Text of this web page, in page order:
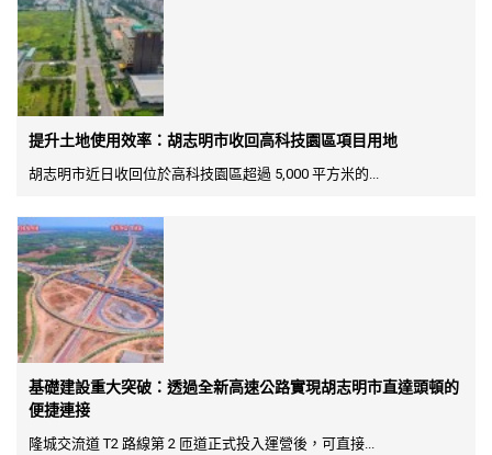
提升土地使用效率：胡志明市收回高科技園區項目用地
胡志明市近日收回位於高科技園區超過 5,000 平方米的...
基礎建設重大突破：透過全新高速公路實現胡志明市直達頭頓的
便捷連接
隆城交流道 T2 路線第 2 匝道正式投入運營後，可直接...